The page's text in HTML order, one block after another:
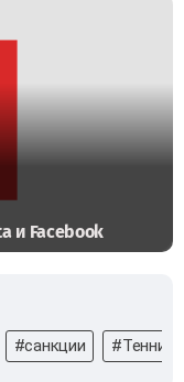
и Facebook
#санкции #Теннис